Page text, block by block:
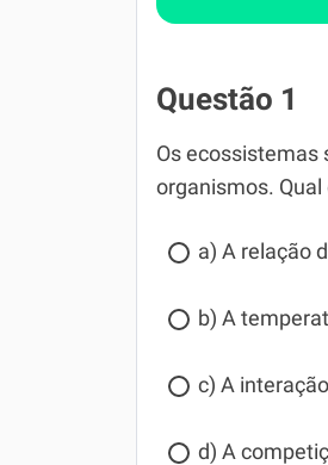
Questão 1
Os ecossistemas
organismos.
a) A relação
b) A
c) A
d) A